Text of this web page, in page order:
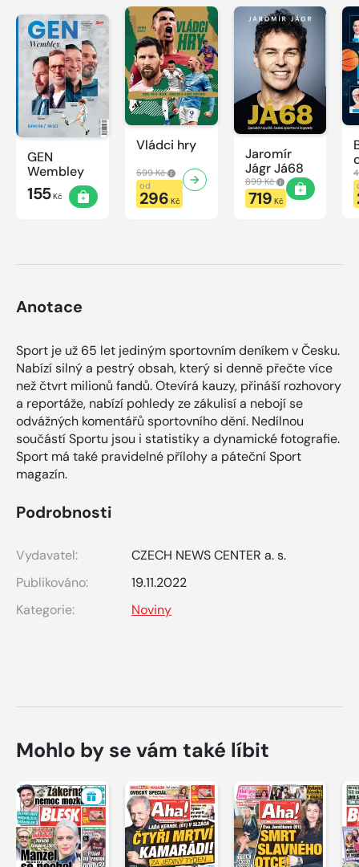
GEN
Wembley
155Kč
Vládci hry
599 Kč
od
296 Kč
Jaromír
Jágr Já68
899 Kč
719 Kč
Anotace
Sport je už 65 let jediným sportovním deníkem v Česku.
Nabízí silný a pestrý obsah, který si denně přečte více
než čtvrt milionů fandů. Otevírá kauzy, přináší rozhovory
a reportáže, nabízí pohledy ze zákulisí a nebojí se
odvážných komentářů sportovního dění. Nedílnou
součástí Sportu jsou i statistiky a dynamické fotografie.
Sport má také pravidelné přílohy a páteční Sport
magazín.
Podrobnosti
Vydavatel:
CZECH NEWS CENTER a. s.
Publikováno:
19.11.2022
Kategorie:
Noviny
Mohlo by se vám také líbit